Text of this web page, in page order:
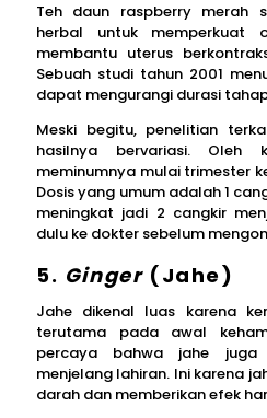
Teh daun raspberry merah
herbal untuk memperkuat
membantu uterus
Sebuah studi tahun 2001
dapat mengurangi durasi
Meski begitu, penelitian
hasilnya bervariasi. Oleh
meminumnya mulai trimester
Dosis yang umum adalah 1
meningkat jadi 2 cangkir
dulu ke dokter sebelum
5. Ginger (Jahe)
Jahe dikenal luas karena
terutama pada awal
percaya bahwa jahe juga
menjelang lahiran. Ini karena
darah dan memberikan efek